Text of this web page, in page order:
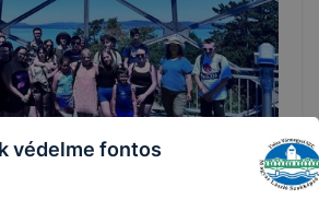
– szakmai tábor
védelme fontos